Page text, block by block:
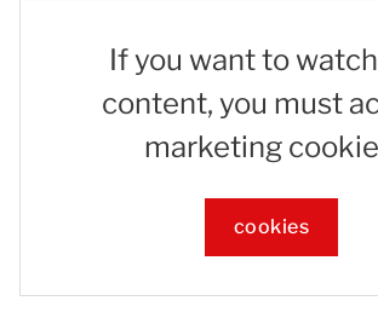
If you want to
content, you must
marketing
cookies